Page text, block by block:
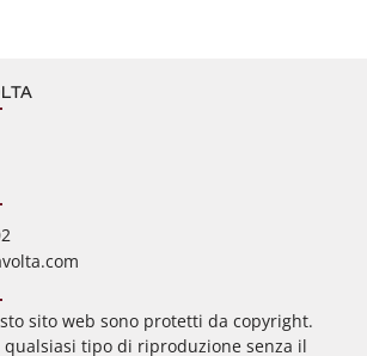
sito web sono protetti da copyright.
qualsiasi tipo di riproduzione senza il